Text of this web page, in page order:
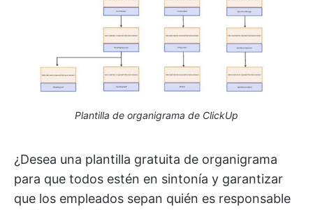
Plantilla de organigrama de ClickUp
¿Desea una plantilla gratuita de organigrama
para que todos estén en sintonía y garantizar
que los empleados sepan quién es responsable